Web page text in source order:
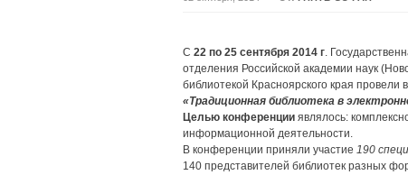
С 22 по 25 сентября 2014 г.
отделения Российской академии наук
библиотекой Красноярского края провели в
«Традиционная библиотека в
Целью конференции являлось:
информационной деятельности.
В конференции приняли участие 190
140 представителей библиотек разных